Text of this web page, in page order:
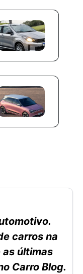
carros na
as últimas
Carro Blog.